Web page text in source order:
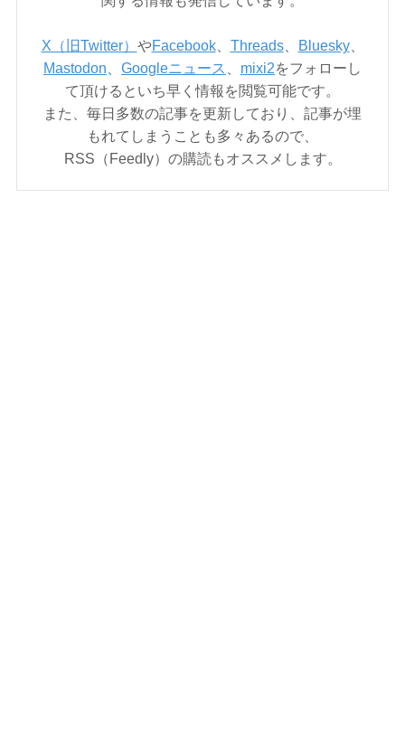
X（旧Twitter） やFacebook、 Threads、 Bluesky、
Mastodon
Googleニュース mixi2をフォローし
て頂けるといち早く情報を閲覧可能です。
また、毎日多数の記事を更新しており、記事が埋
もれてしまうことも多々あるので、
RSS（Feedly）の購読もオススメします。